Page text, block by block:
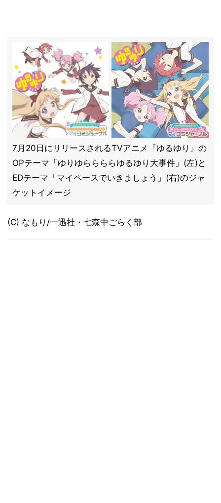
7月20日にリリースされるTVアニメ『ゆるゆり』の
OPテーマ「ゆりゆららららゆるゆり大事件」(左)と
EDテーマ「マイペースでいきましょう」(右)のジャ
ケットイメージ
(C) なもり/一迅社・七森中ごらく部